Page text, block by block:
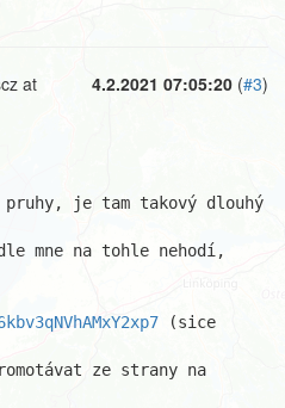
4.2.2021 07:05:20 (#3)
at
pruhy, je tam takový dlouhý
mne na tohle nehodí,
(sice
ze strany na